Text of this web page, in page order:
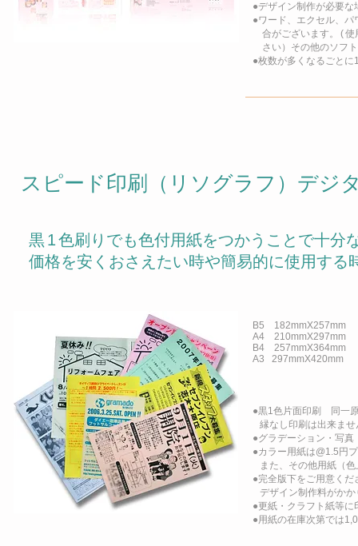
●デザイン制作が必要
●ワード、エクセル、
合がございます。(使
さい）その他のソフ
​●枚数が多くなるごと
スピード印刷（リソグラフ）デジ
B5 182mmX257mm
A4 210mmX297mm
B4 257mmX364mm
A3 297mmX420mm
●黒1色片面印刷 同一
縁なし印刷は出来ま
●グラデーション・写
●カラー用紙は@1.5円
また、その他用紙（
●完全版下をご用意く
デザイン制作料がかか
●更紙・クラフト紙等
●用紙の在庫次第では
黒1色刷りでも色付用紙をつかうことで十分
価格を安くおさえたい時や簡易的に使用する